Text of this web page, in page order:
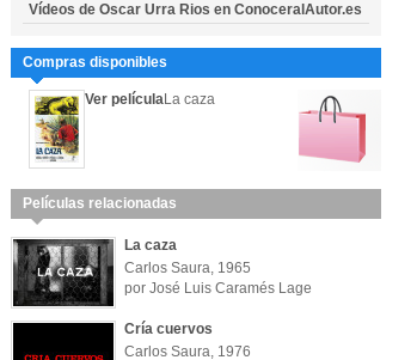
Vídeos de Oscar Urra Rios en ConoceralAutor.es
Compras disponibles
Ver películaLa caza
Películas relacionadas
La caza
Carlos Saura, 1965
por José Luis Caramés Lage
Cría cuervos
Carlos Saura, 1976